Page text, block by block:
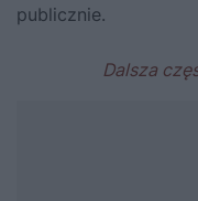
publicznie.